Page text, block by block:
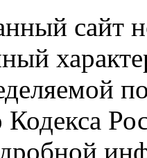
сайт
Кодекса